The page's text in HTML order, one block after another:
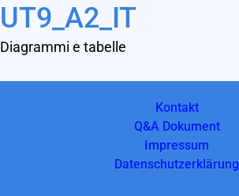
UT9_A2_IT
Diagrammi e tabelle
Kontakt
Q&A Dokument
Impressum
Datenschutzerklärung